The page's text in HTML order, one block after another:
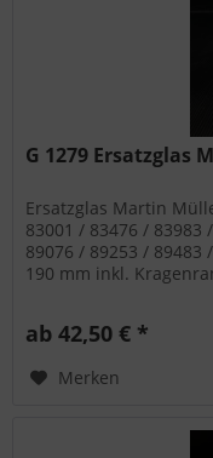
G 1279 Ersatzglas
Ersatzglas Martin
83001 / 83476 / 83983
89076 / 89253 / 89483
190 mm inkl.
ab 42,50 € *
Merken